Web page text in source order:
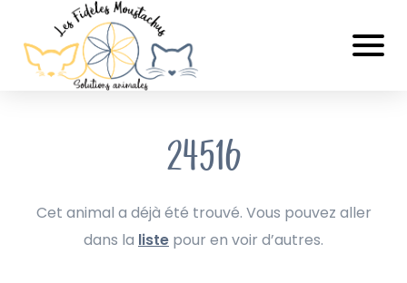
24516
Cet animal a déjà été trouvé. Vous pouvez aller
dans la liste pour en voir d’autres.